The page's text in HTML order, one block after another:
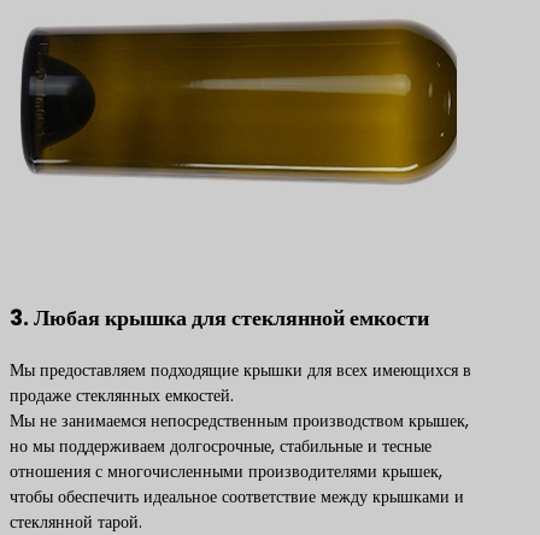
3. Любая крышка для стеклянной емкости
Мы предоставляем подходящие крышки для всех имеющихся в
продаже стеклянных емкостей.
Мы не занимаемся непосредственным производством крышек,
но мы поддерживаем долгосрочные, стабильные и тесные
отношения с многочисленными производителями крышек,
чтобы обеспечить идеальное соответствие между крышками и
стеклянной тарой.